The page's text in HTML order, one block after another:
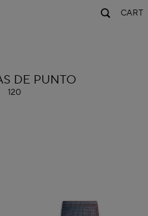
CART
DE PUNTO
120